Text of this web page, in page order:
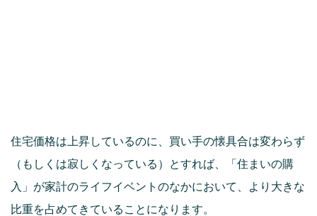
住宅価格は上昇しているのに、買い手の懐具合は変わらず
（もしくは寂しくなっている）とすれば、「住まいの購
入」が家計のライフイベントのなかにおいて、より大きな
比重を占めてきていることになります。